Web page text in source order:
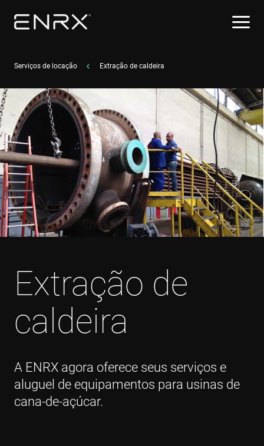
Serviços de locação Extração de caldeira
Extração de
caldeira
A ENRX agora oferece seus serviços e
aluguel de equipamentos para usinas de
cana-de-açúcar.